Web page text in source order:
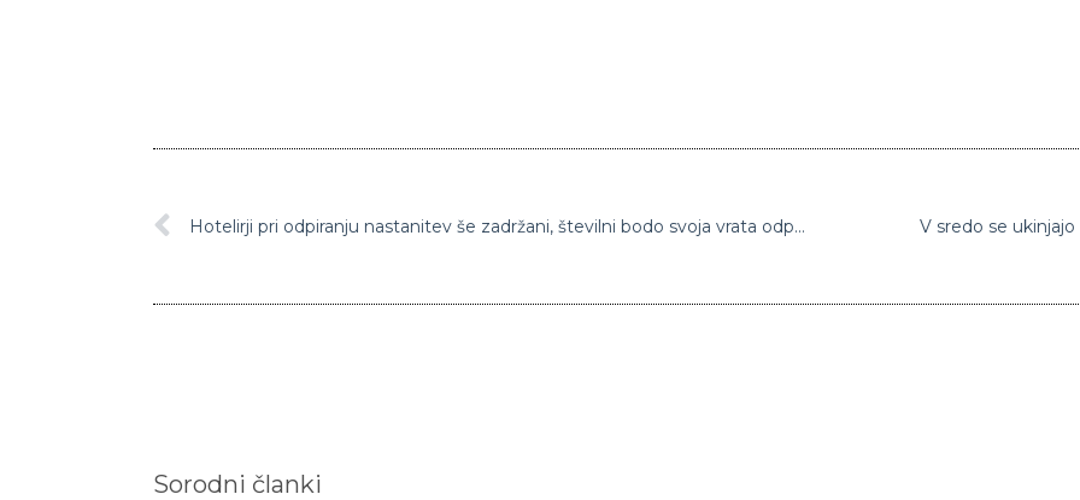
Hotelirji pri odpiranju nastanitev še zadržani, številni bodo svoja vrata odprli šele v drugi polovici maja V sredo se
Sorodni članki